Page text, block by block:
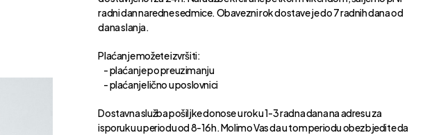
radni dan naredne sedmice. Obavezni rok dostave je do 7 radnih dana od
dana slanja.
Plaćanje možete izvršiti:
- plaćanje po preuzimanju
- plaćanje lično u poslovnici
Dostavna služba pošiljke donose u roku 1-3 radna dana na adresu za
isporuku u periodu od 8-16h. Molimo Vas da u tom periodu obezbjedite da